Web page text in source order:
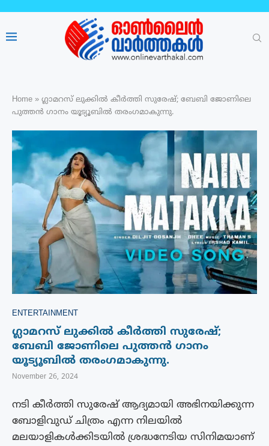
Home » ഗ്ലാമറസ് ലുക്കിൽ കീർത്തി സുരേഷ്; ബേബി ജോണിലെ
പുത്തൻ ഗാനം യൂട്യൂബിൽ തരംഗമാകുന്നു.
ENTERTAINMENT
ഗ്ലാമറസ് ലുക്കിൽ കീർത്തി സുരേഷ്;
ബേബി ജോണിലെ പുത്തൻ ഗാനം
യൂട്യൂബിൽ തരംഗമാകുന്നു.
November 26, 2024
നടി കീർത്തി സുരേഷ് ആദ്യമായി അഭിനയിക്കുന്ന
ബോളിവുഡ് ചിത്രം എന്ന നിലയിൽ
മലയാളികൾക്കിടയിൽ ശ്രദ്ധനേടിയ സിനിമയാണ്